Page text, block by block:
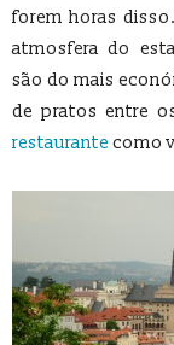
forem horas
atmosfera do
são do mais
de pratos entre
restaurante como